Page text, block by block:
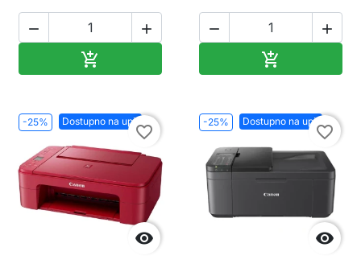
 

 

-25% Dostupno na upit

favorite_border
-25% Dostupno na upit

favorite_border